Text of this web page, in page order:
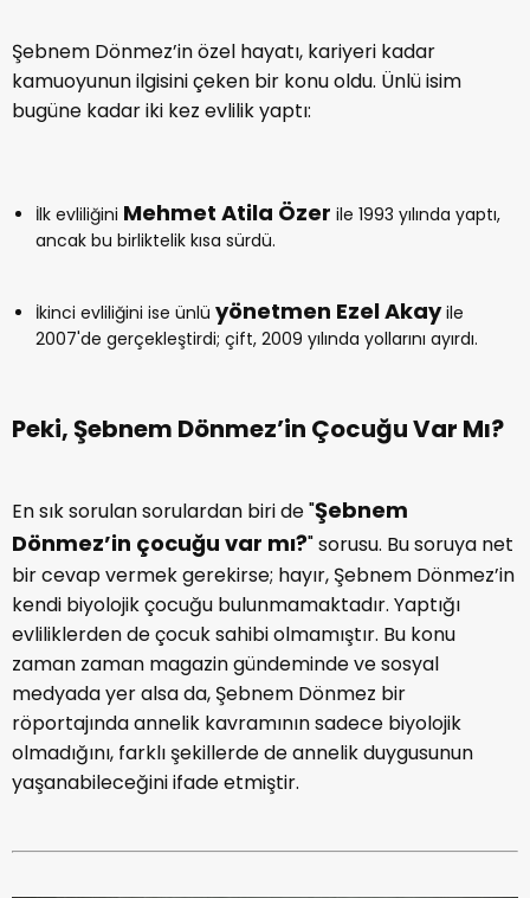
Şebnem Dönmez’in özel hayatı, kariyeri kadar
kamuoyunun ilgisini çeken bir konu oldu. Ünlü isim
bugüne kadar iki kez evlilik yaptı:
İlk evliliğini Mehmet Atila Özer ile 1993 yılında yaptı,
ancak bu birliktelik kısa sürdü.
İkinci evliliğini ise ünlü yönetmen Ezel Akayile
2007'de gerçekleştirdi; çift, 2009 yılında yollarını ayırdı.
Peki, Şebnem Dönmez’in Çocuğu Var Mı?
En sık sorulan sorulardan biri de "Şebnem
Dönmez’in çocuğu var mı?" sorusu. Bu soruya net
bir cevap vermek gerekirse; hayır, Şebnem Dönmez’in
kendi biyolojik çocuğu bulunmamaktadır. Yaptığı
evliliklerden de çocuk sahibi olmamıştır. Bu konu
zaman zaman magazin gündeminde ve sosyal
medyada yer alsa da, Şebnem Dönmez bir
röportajında annelik kavramının sadece biyolojik
olmadığını, farklı şekillerde de annelik duygusunun
yaşanabileceğini ifade etmiştir.